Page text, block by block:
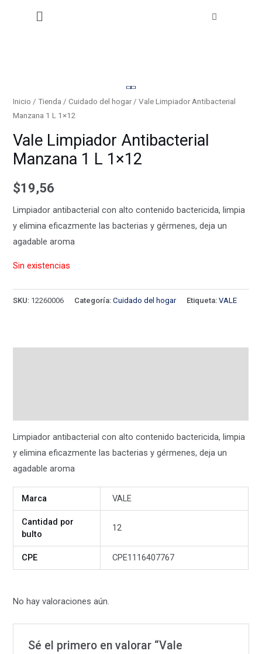
Menú
Inicio /Tienda /Cuidado del hogar/ Vale Limpiador Antibacterial
Manzana 1 L 1×12
Vale Limpiador Antibacterial
Manzana 1 L 1×12
$19,56
Limpiador antibacterial con alto contenido bactericida, limpia
y elimina eficazmente las bacterias y gérmenes, deja un
agadable aroma
Sin existencias
SKU: 12260006 Categoría:Cuidado del hogar Etiqueta:VALE
Limpiador antibacterial con alto contenido bactericida, limpia
y elimina eficazmente las bacterias y gérmenes, deja un
agadable aroma
Marca VALE
Cantidad por
bulto
12
CPE CPE1116407767
No hay valoraciones aún.
Sé el primero en valorar “Vale